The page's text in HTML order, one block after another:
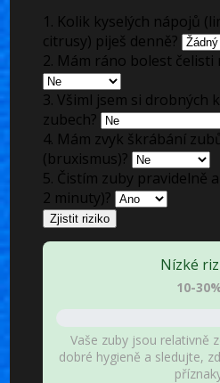
1. Kolik kyselých nápojů
citrusy) piješ denně?
2. Mám ráno bolest čelisti
3. Všiml jsem si drobných
zubech?
4. Mám zvyk škrábání
(bruxismus)?
5. Čistím zuby pravidelně
2 minuty)?
Zjistit riziko
Nízké
10-
Vaše zuby jsou relativně
dobré hygieně a sledujte,